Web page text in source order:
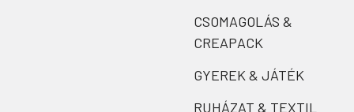
CSOMAGOLÁS &
CREAPACK
GYEREK & JÁTÉK
RUHÁZAT & TEXTIL